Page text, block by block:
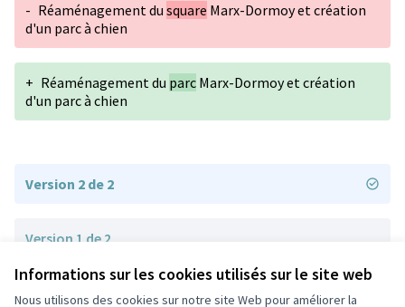
Informations sur les cookies utilisés sur le site web
Nous utilisons des cookies sur notre site Web pour améliorer la
- Réaménagement du square Marx-Dormoy et création
d'un parc à chien
+ Réaménagement du parc Marx-Dormoy et création
d'un parc à chien
Version 2 de 2
Version 1 de 2
Conditions d'utilisation